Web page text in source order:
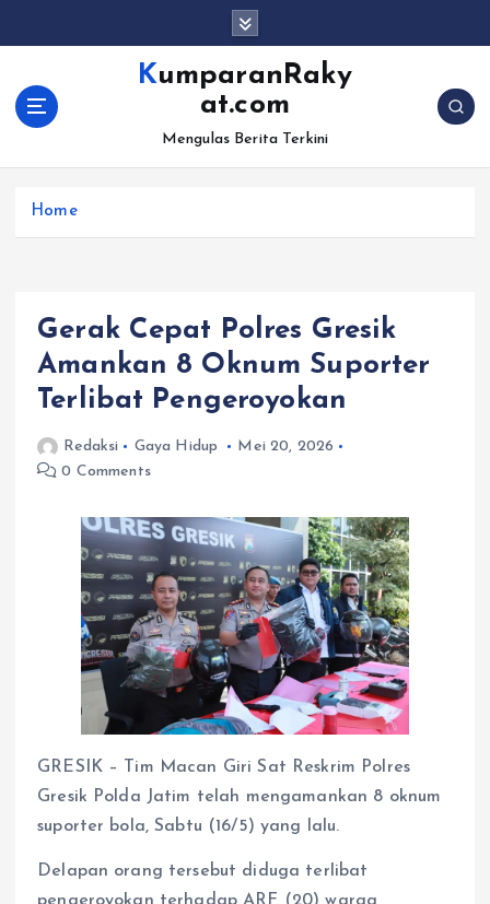
KumparanRaky
at.com
Mengulas Berita Terkini
Home
Gerak Cepat Polres Gresik
Amankan 8 Oknum Suporter
Terlibat Pengeroyokan
Redaksi Gaya Hidup
Mei 20, 2026
0 Comments
GRESIK – Tim Macan Giri Sat Reskrim Polres
Gresik Polda Jatim telah mengamankan 8 oknum
suporter bola, Sabtu (16/5) yang lalu.
Delapan orang tersebut diduga terlibat
pengeroyokan terhadap ARF (20) warga